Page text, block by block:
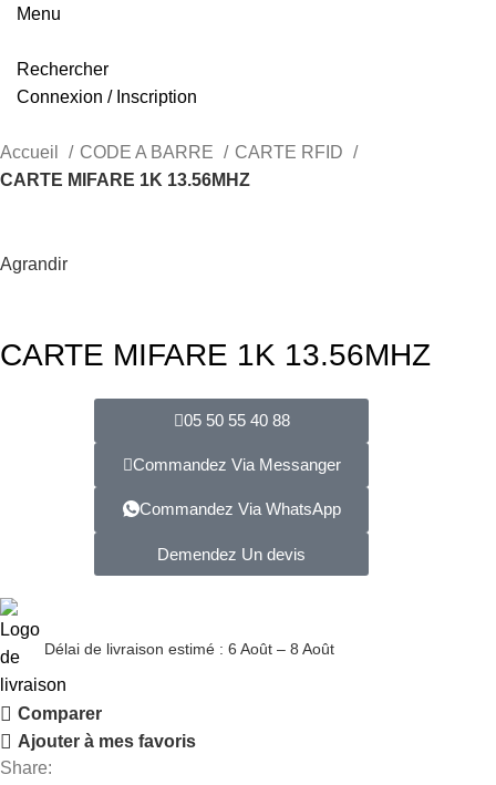
Menu
Rechercher
Connexion / Inscription
Accueil CODE A BARRE
CARTE RFID
CARTE MIFARE 1K 13.56MHZ
Agrandir
CARTE MIFARE 1K 13.56MHZ
05 50 55 40 88
Commandez Via Messanger
Commandez Via WhatsApp
Demendez Un devis
Délai de livraison estimé : 6 Août – 8 Août
Comparer
Ajouter à mes favoris
Share: